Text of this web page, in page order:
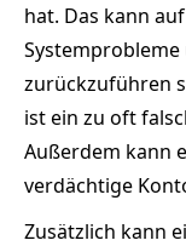
hat. Das kann
zurückzuführen
ist ein zu oft
Außerdem kann
verdächtige
Zusätzlich kann